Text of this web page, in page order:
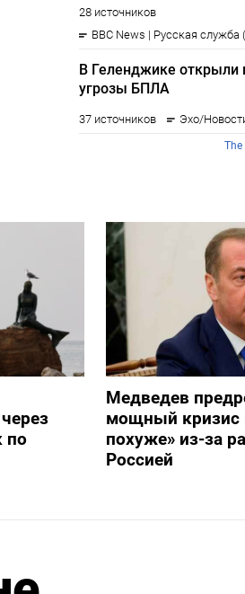
по
Медведев
мощный кризис
похуже» из-за
Россией